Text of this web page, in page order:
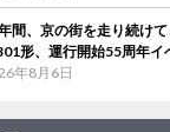
間、京の街を走り続け
形、運行開始55周年イ
年8月6日